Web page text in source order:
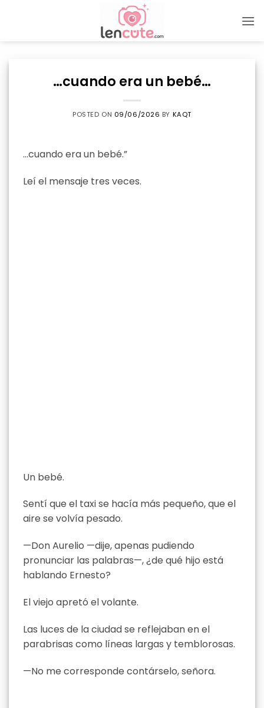
…cuando era un bebé…
POSTED ON 09/06/2026 BY KAQT
…cuando era un bebé.”
Leí el mensaje tres veces.
Un bebé.
Sentí que el taxi se hacía más pequeño, que el
aire se volvía pesado.
—Don Aurelio —dije, apenas pudiendo
pronunciar las palabras—, ¿de qué hijo está
hablando Ernesto?
El viejo apretó el volante.
Las luces de la ciudad se reflejaban en el
parabrisas como líneas largas y temblorosas.
—No me corresponde contárselo, señora.